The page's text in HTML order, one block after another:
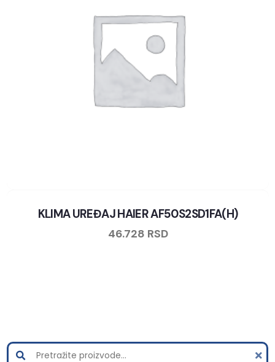
KLIMA UREĐAJ HAIER AF50S2SD1FA(H)
46.728 RSD